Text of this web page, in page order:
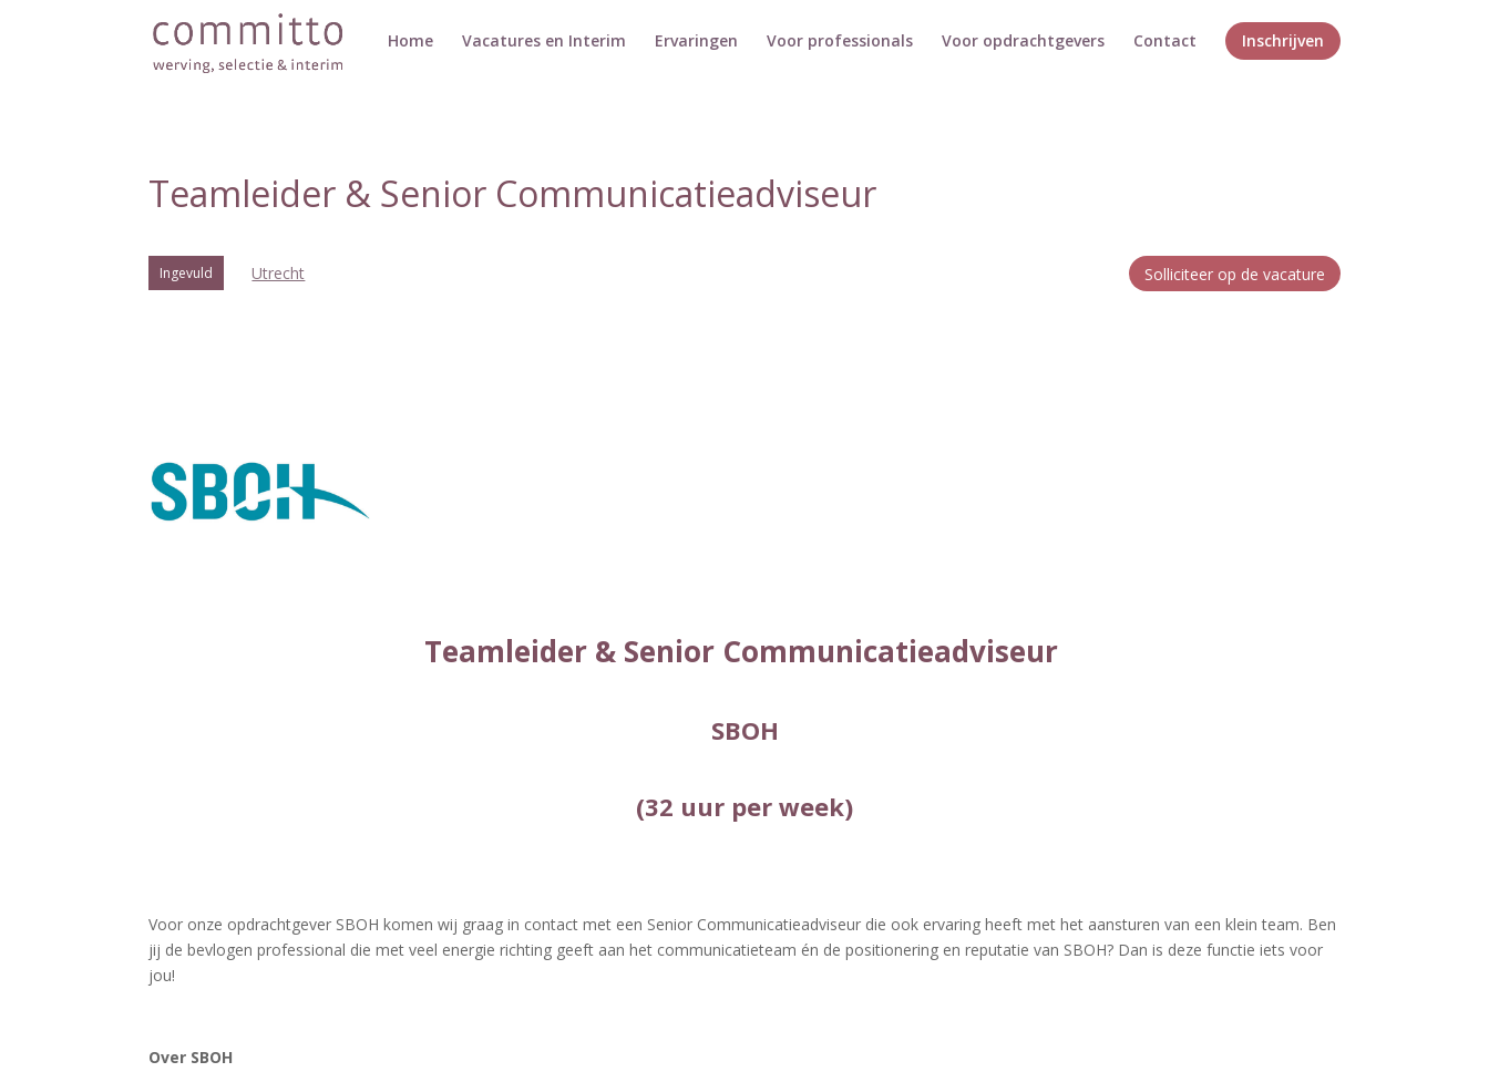
Home Vacatures en Interim Ervaringen Voor professionals Voor opdrachtgevers Contact Inschrijven
Teamleider & Senior Communicatieadviseur
Solliciteer op de vacature
Ingevuld Utrecht
Teamleider & Senior Communicatieadviseur
SBOH
(32 uur per week)
Voor onze opdrachtgever SBOH komen wij graag in contact met een Senior Communicatieadviseur die ook ervaring heeft met het aansturen van een klein team. Ben
jij de bevlogen professional die met veel energie richting geeft aan het communicatieteam én de positionering en reputatie van SBOH? Dan is deze functie iets voor
jou!
Over SBOH